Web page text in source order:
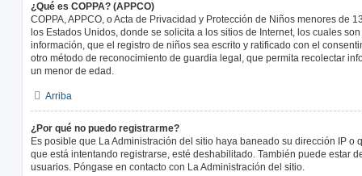
¿Qué es COPPA? (APPCO)
COPPA, APPCO, o Acta de Privacidad y Protección de Niños menores de
los Estados Unidos, donde se solicita a los sitios de Internet, los cuales
información, que el registro de niños sea escrito y ratificado con el
otro método de reconocimiento de guardia legal, que permita recolectar
un menor de edad.
Arriba
¿Por qué no puedo registrarme?
Es posible que La Administración del sitio haya baneado su dirección IP o
que está intentando registrarse, esté deshabilitado. También puede estar
usuarios. Póngase en contacto con La Administración del sitio.